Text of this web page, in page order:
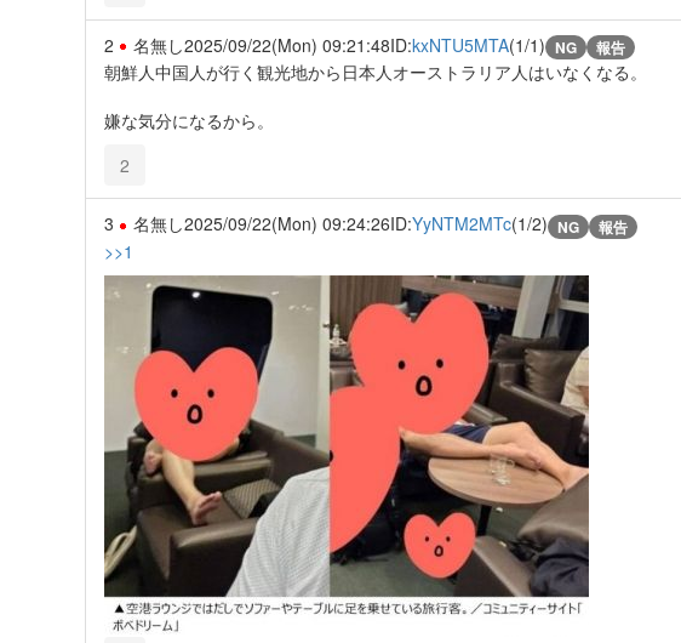
2 名無し2025/09/22(Mon) 09:21:48ID:kxNTU5MTA(1/1) NG 報告
朝鮮人中国人が行く観光地から日本人オーストラリア人はいなくなる。
嫌な気分になるから。
2
3 名無し2025/09/22(Mon) 09:24:26ID:YyNTM2MTc(1/2) NG 報告
>>1